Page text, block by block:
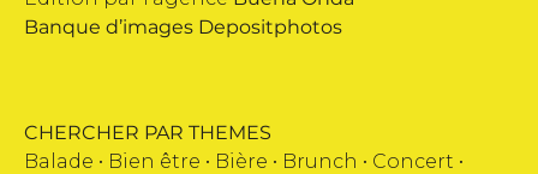
Banque d’images Depositphotos
CHERCHER PAR THEMES
Balade • Bien être • Bière • Brunch • Concert •